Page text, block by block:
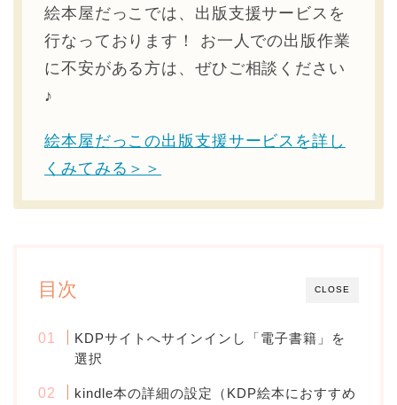
絵本屋だっこでは、出版支援サービスを
行なっております！ お一人での出版作業
に不安がある方は、ぜひご相談ください
♪
絵本屋だっこの出版支援サービスを詳し
くみてみる＞＞
CLOSE
目次
KDPサイトへサインインし「電子書籍」を
選択
kindle本の詳細の設定（KDP絵本におすすめ